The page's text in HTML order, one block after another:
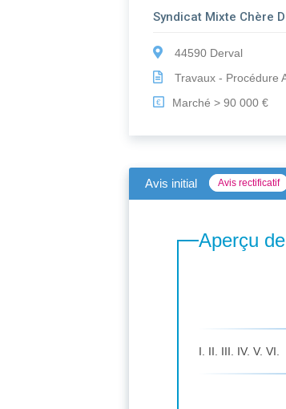
Syndicat Mixte Chère
44590 Derval
Travaux - Procédure
€ Marché > 90 000 €
Avis initial Avis rectificatif
Aperçu
I. II. III. IV. V. VI.